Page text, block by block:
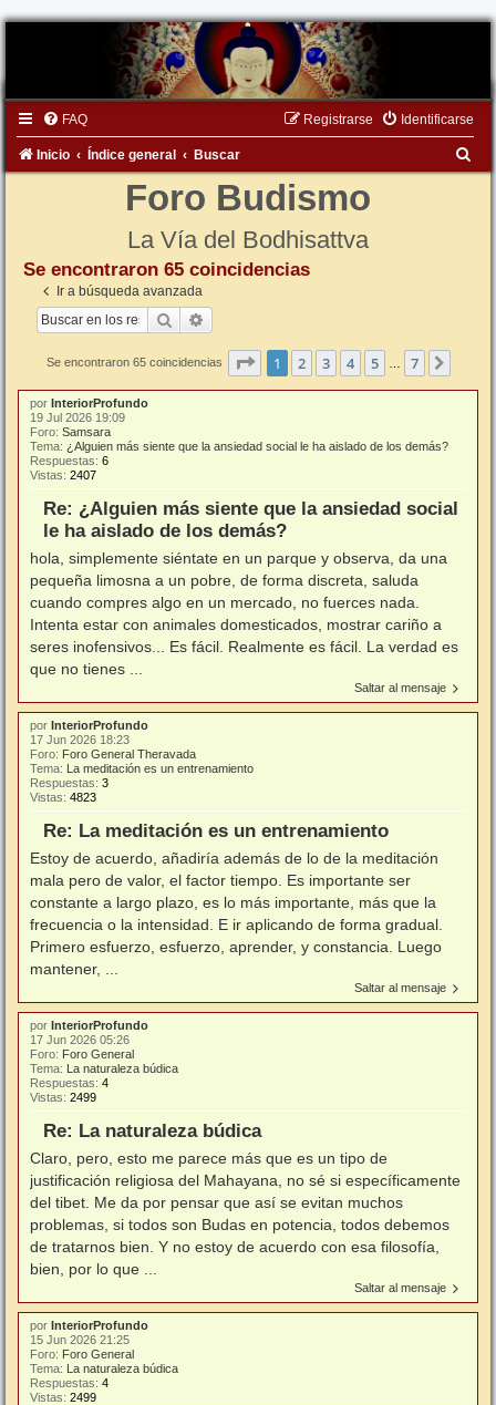
FAQ Identificarse
Registrarse
Inicio Índice general Buscar
Foro Budismo
La Vía del Bodhisattva
Se encontraron 65 coincidencias
Ir a búsqueda avanzada
Buscar
Se encontraron 65 coincidencias Página de
1 2 3 4 5 7
por InteriorProfundo
19 Jul 2026 19:09
Foro: Samsara
Tema: ¿Alguien más siente que la ansiedad social le ha aislado de los demás?
Respuestas: 6
Vistas: 2407
Re: ¿Alguien más siente que la ansiedad social
le ha aislado de los demás?
hola, simplemente siéntate en un parque y observa, da una
pequeña limosna a un pobre, de forma discreta, saluda
cuando compres algo en un mercado, no fuerces nada.
Intenta estar con animales domesticados, mostrar cariño a
seres inofensivos... Es fácil. Realmente es fácil. La verdad es
que no tienes ...
Saltar al mensaje
por InteriorProfundo
17 Jun 2026 18:23
Foro: Foro General Theravada
Tema: La meditación es un entrenamiento
Respuestas: 3
Vistas: 4823
Re: La meditación es un entrenamiento
Estoy de acuerdo, añadiría además de lo de la meditación
mala pero de valor, el factor tiempo. Es importante ser
constante a largo plazo, es lo más importante, más que la
frecuencia o la intensidad. E ir aplicando de forma gradual.
Primero esfuerzo, esfuerzo, aprender, y constancia. Luego
mantener, ...
Saltar al mensaje
por InteriorProfundo
17 Jun 2026 05:26
Foro: Foro General
Tema: La naturaleza búdica
Respuestas: 4
Vistas: 2499
Re: La naturaleza búdica
Claro, pero, esto me parece más que es un tipo de
justificación religiosa del Mahayana, no sé si específicamente
del tibet. Me da por pensar que así se evitan muchos
problemas, si todos son Budas en potencia, todos debemos
de tratarnos bien. Y no estoy de acuerdo con esa filosofía,
bien, por lo que ...
Saltar al mensaje
por InteriorProfundo
15 Jun 2026 21:25
Foro: Foro General
Tema: La naturaleza búdica
Respuestas: 4
Vistas: 2499